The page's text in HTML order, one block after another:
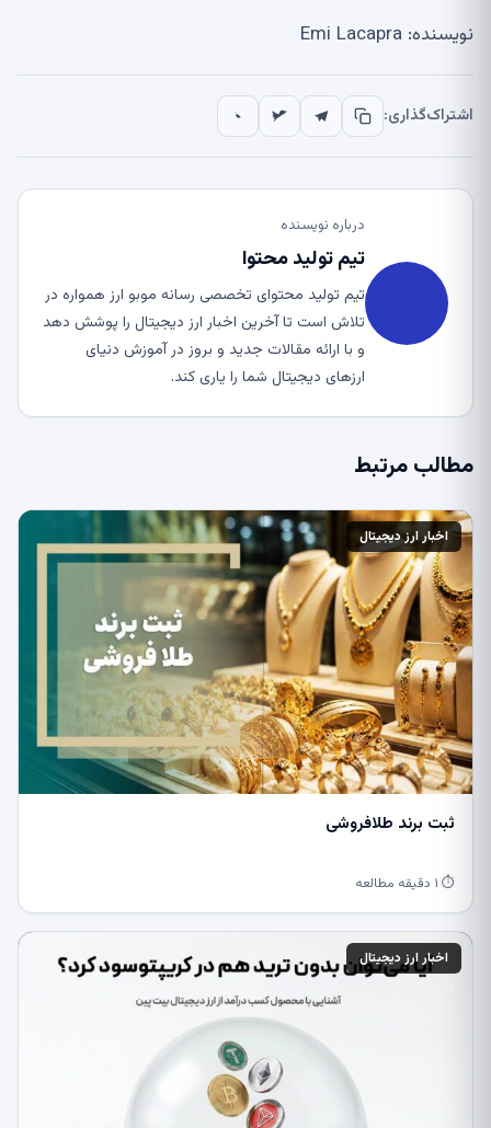
نویسنده: Emi Lacapra
اشتراک‌گذاری:
درباره نویسنده
تیم تولید محتوا
تیم تولید محتوای تخصصی رسانه موبو ارز همواره در
تلاش است تا آخرین اخبار ارز دیجیتال را پوشش دهد
و با ارائه مقالات جدید و بروز در آموزش دنیای
ارزهای دیجیتال شما را یاری کند.
مطالب مرتبط
اخبار ارز دیجیتال
ثبت برند طلافروشی
⏱ ۱ دقیقه مطالعه
اخبار ارز دیجیتال